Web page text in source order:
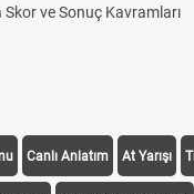
ve Sonuç Kavramları
Canlı Anlatım At Yarışı